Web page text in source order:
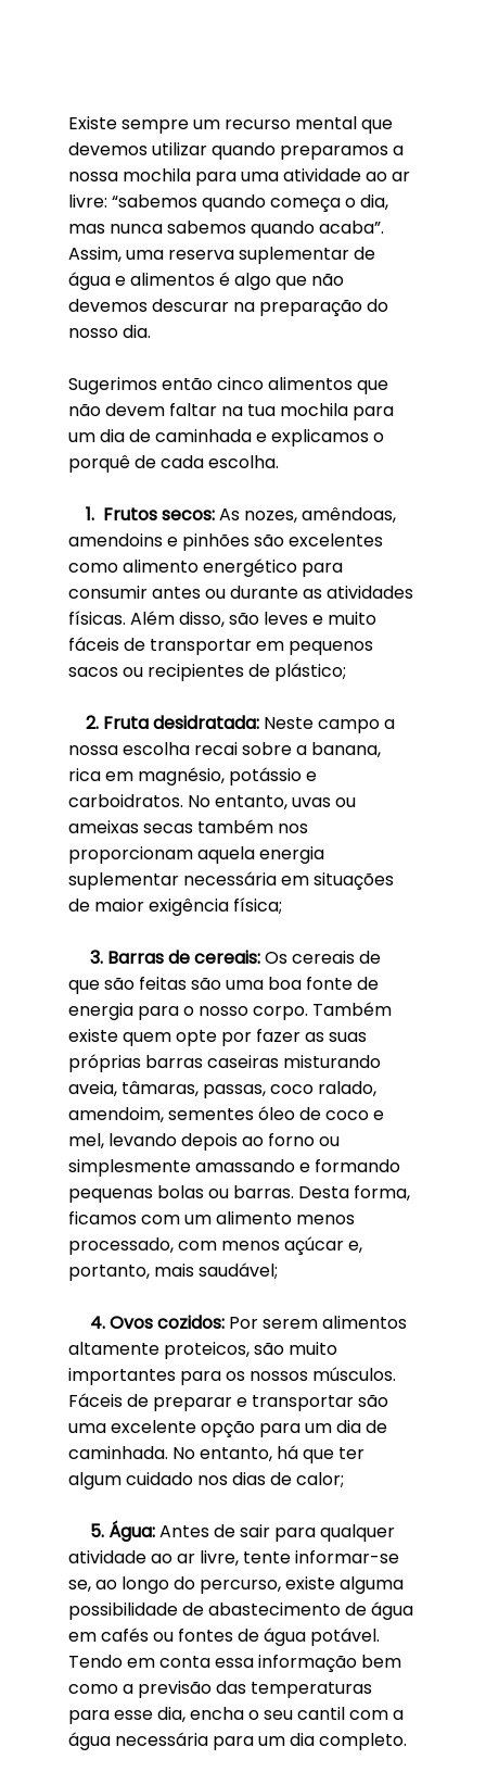
Existe sempre um recurso mental que
devemos utilizar quando preparamos a
nossa mochila para uma atividade ao ar
livre: “sabemos quando começa o dia,
mas nunca sabemos quando acaba”.
Assim, uma reserva suplementar de
água e alimentos é algo que não
devemos descurar na preparação do
nosso dia.
Sugerimos então cinco alimentos que
não devem faltar na tua mochila para
um dia de caminhada e explicamos o
porquê de cada escolha.
1.  Frutos secos: As nozes, amêndoas,
amendoins e pinhões são excelentes
como alimento energético para
consumir antes ou durante as atividades
físicas. Além disso, são leves e muito
fáceis de transportar em pequenos
sacos ou recipientes de plástico;
2. Fruta desidratada: Neste campo a
nossa escolha recai sobre a banana,
rica em magnésio, potássio e
carboidratos. No entanto, uvas ou
ameixas secas também nos
proporcionam aquela energia
suplementar necessária em situações
de maior exigência física;
3. Barras de cereais: Os cereais de
que são feitas são uma boa fonte de
energia para o nosso corpo. Também
existe quem opte por fazer as suas
próprias barras caseiras misturando
aveia, tâmaras, passas, coco ralado,
amendoim, sementes óleo de coco e
mel, levando depois ao forno ou
simplesmente amassando e formando
pequenas bolas ou barras. Desta forma,
ficamos com um alimento menos
processado, com menos açúcar e,
portanto, mais saudável;
4. Ovos cozidos: Por serem alimentos
altamente proteicos, são muito
importantes para os nossos músculos.
Fáceis de preparar e transportar são
uma excelente opção para um dia de
caminhada. No entanto, há que ter
algum cuidado nos dias de calor;
5. Água: Antes de sair para qualquer
atividade ao ar livre, tente informar-se
se, ao longo do percurso, existe alguma
possibilidade de abastecimento de água
em cafés ou fontes de água potável.
Tendo em conta essa informação bem
como a previsão das temperaturas
para esse dia, encha o seu cantil com a
água necessária para um dia completo.